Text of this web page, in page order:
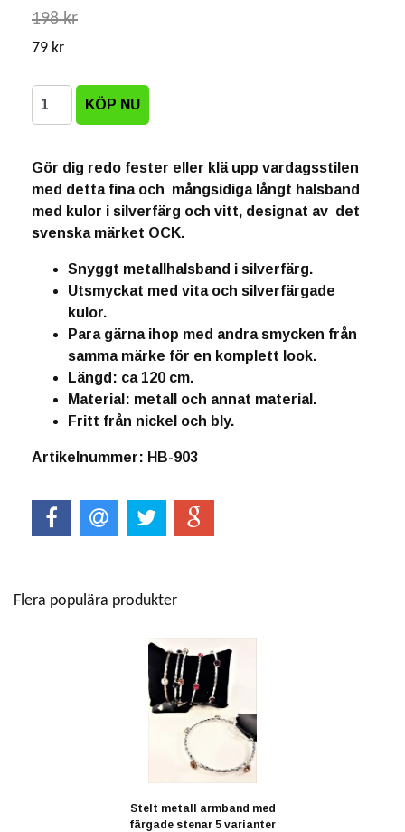
198 kr
79 kr
Gör dig redo fester eller klä upp vardagsstilen
med detta fina och mångsidiga långt halsband
med kulor i silverfärg och vitt, designat av det
svenska märket OCK.
Snyggt metallhalsband i silverfärg.
Utsmyckat med vita och silverfärgade
kulor.
Para gärna ihop med andra smycken från
samma märke för en komplett look.
Längd: ca 120 cm.
Material: metall och annat material.
Fritt från nickel och bly.
Artikelnummer: HB-903
Flera populära produkter
Stelt metall armband med
färgade stenar 5 varianter